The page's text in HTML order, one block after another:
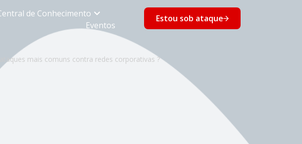
de Conhecimento
Eventos
Estou sob ataque
mais comuns contra redes corporativas ?